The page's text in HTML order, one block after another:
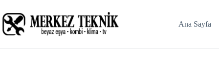
Hacklink panel
to
content
Ana Sayfa